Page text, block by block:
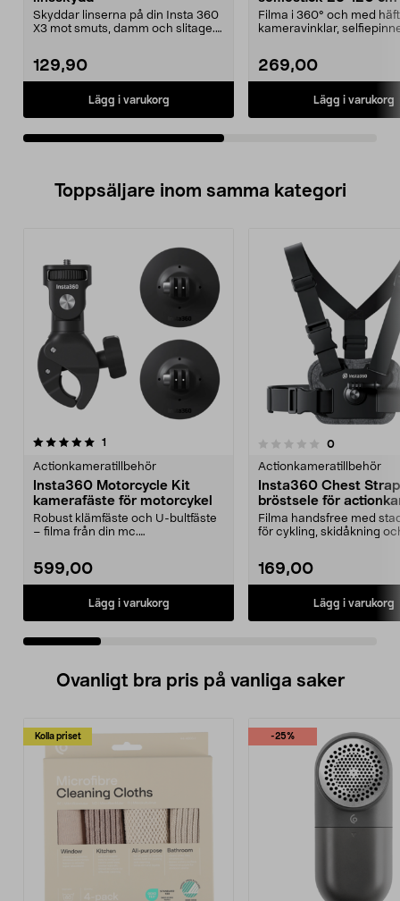
Skyddar linserna på din Insta 360
X3 mot smuts, damm och slitage.
129,90
Lägg i varukorg
Filma i 360° och med
kameravinklar,
269,00
Lägg i varukorg
Toppsäljare inom samma kategori
1
Actionkameratillbehör
Insta360 Motorcycle Kit
kamerafäste för motorcykel
Robust klämfäste och U-bultfäste
– filma från din mc.
599,00
Lägg i varukorg
0.0 av 5 stjärnor 0recensioner
Actionkameratillbehör
Insta360 Chest Strap
bröstsele för
Filma handsfree med
för cykling, skidåkning
169,00
Lägg i varukorg
5.0 av 5 stjärnor
Ovanligt bra pris på vanliga saker
Kolla priset -25%